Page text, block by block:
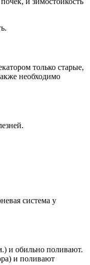
только старые,
необходимо
система у
и обильно поливают.
и поливают